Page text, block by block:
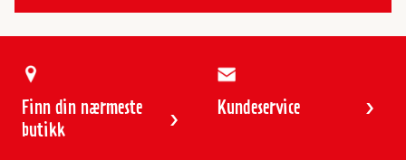
Finn din nærmeste
butikk
Kundeservice